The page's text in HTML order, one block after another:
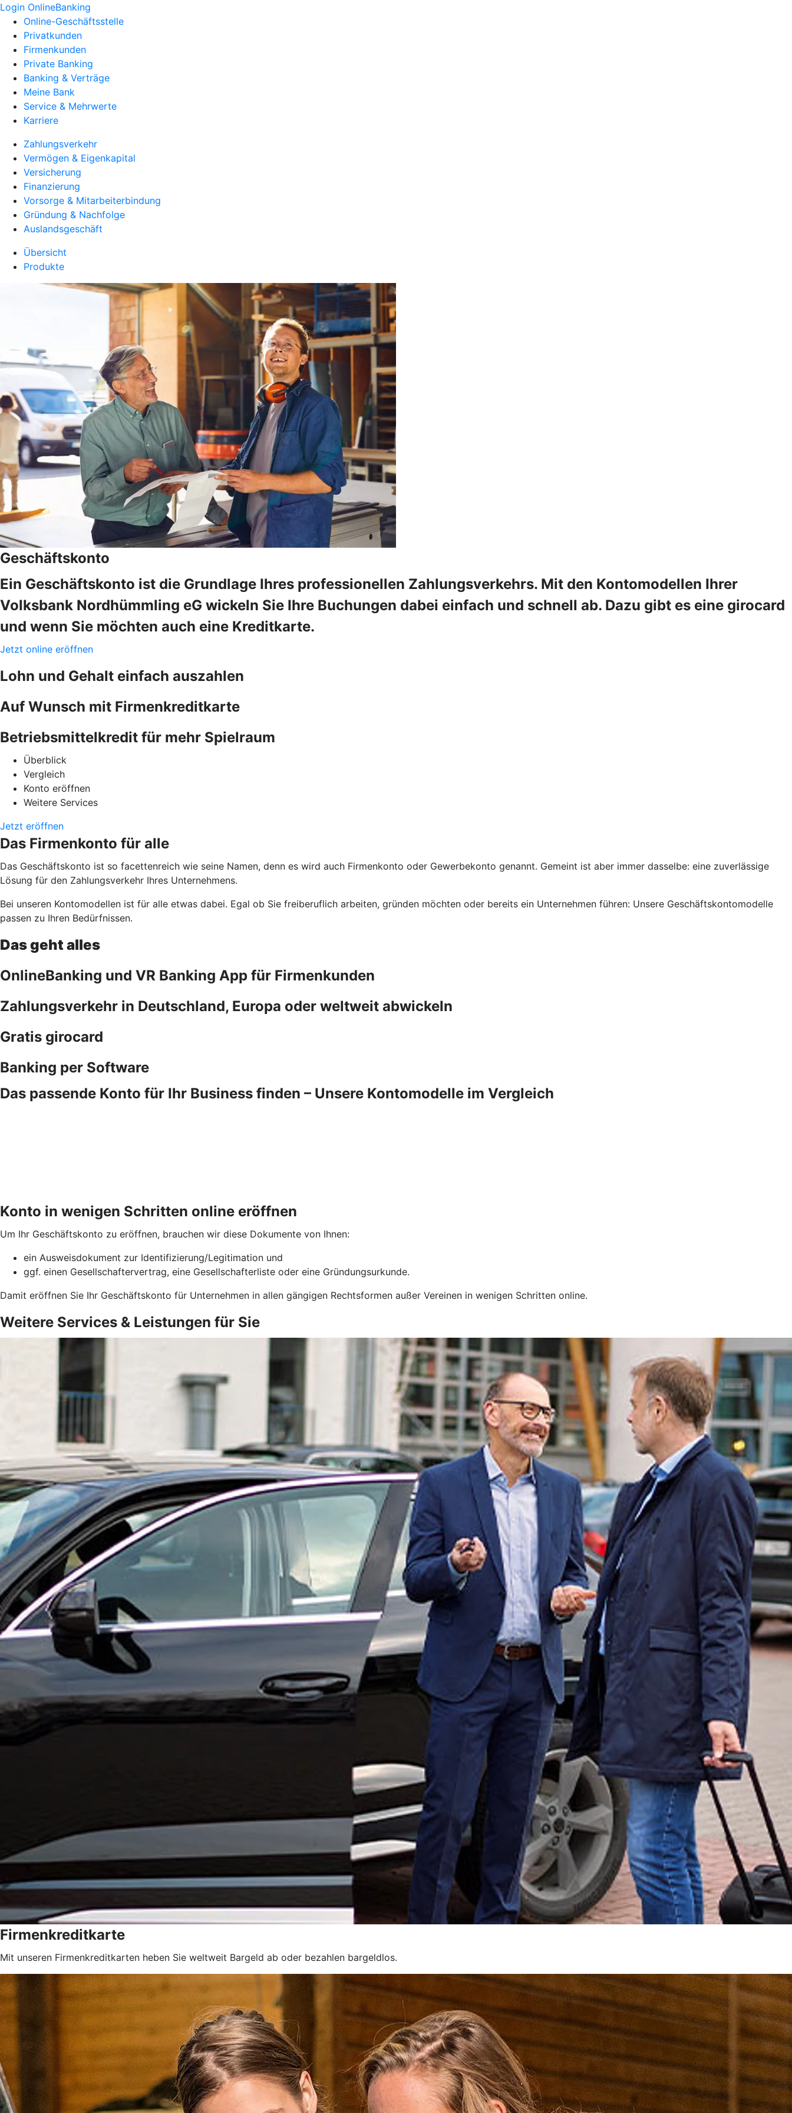
Login OnlineBanking
Online-Geschäftsstelle
Privatkunden
Firmenkunden
Private Banking
Banking & Verträge
Meine Bank
Service & Mehrwerte
Karriere
Zahlungsverkehr
Vermögen & Eigenkapital
Versicherung
Finanzierung
Vorsorge & Mitarbeiterbindung
Gründung & Nachfolge
Auslandsgeschäft
Übersicht
Produkte
Geschäftskonto
Ein Geschäftskonto ist die Grundlage Ihres professionellen Zahlungsverkehrs. Mit den Kontomodellen Ihrer
Volksbank Nordhümmling eG wickeln Sie Ihre Buchungen dabei einfach und schnell ab. Dazu gibt es eine girocard
und wenn Sie möchten auch eine Kreditkarte.
Jetzt online eröffnen
Lohn und Gehalt einfach auszahlen
Auf Wunsch mit Firmenkreditkarte
Betriebsmittelkredit für mehr Spielraum
Überblick
Vergleich
Konto eröffnen
Weitere Services
Jetzt eröffnen
Das Firmenkonto für alle
Das Geschäftskonto ist so facettenreich wie seine Namen, denn es wird auch Firmenkonto oder Gewerbekonto genannt. Gemeint ist aber immer dasselbe: eine zuverlässige
Lösung für den Zahlungsverkehr Ihres Unternehmens.
Bei unseren Kontomodellen ist für alle etwas dabei. Egal ob Sie freiberuflich arbeiten, gründen möchten oder bereits ein Unternehmen führen: Unsere Geschäftskontomodelle
passen zu Ihren Bedürfnissen.
Das geht alles
OnlineBanking und VR Banking App für Firmenkunden
Zahlungsverkehr in Deutschland, Europa oder weltweit abwickeln
Gratis girocard
Banking per Software
Das passende Konto für Ihr Business finden – Unsere Kontomodelle im Vergleich
Konto in wenigen Schritten online eröffnen
Um Ihr Geschäftskonto zu eröffnen, brauchen wir diese Dokumente von Ihnen:
ein Ausweisdokument zur Identifizierung/Legitimation und
ggf. einen Gesellschaftervertrag, eine Gesellschafterliste oder eine Gründungsurkunde.
Damit eröffnen Sie Ihr Geschäftskonto für Unternehmen in allen gängigen Rechtsformen außer Vereinen in wenigen Schritten online.
Weitere Services & Leistungen für Sie
Firmenkreditkarte
Mit unseren Firmenkreditkarten heben Sie weltweit Bargeld ab oder bezahlen bargeldlos.